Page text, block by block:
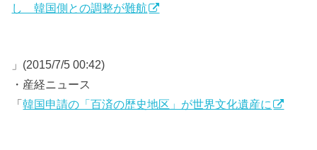
し 韓国側との調整が難航
」(2015/7/5 00:42)
・産経ニュース
「韓国申請の「百済の歴史地区」が世界文化遺産に